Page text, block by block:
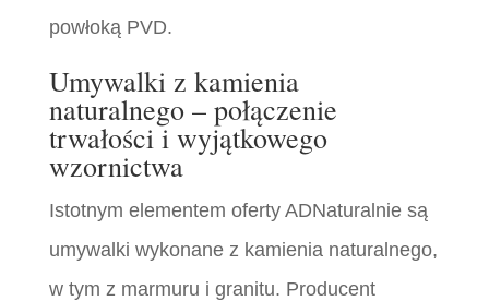
powłoką PVD.
Umywalki z kamienia
naturalnego – połączenie
trwałości i wyjątkowego
wzornictwa
Istotnym elementem oferty ADNaturalnie są
umywalki wykonane z kamienia naturalnego,
w tym z marmuru i granitu. Producent